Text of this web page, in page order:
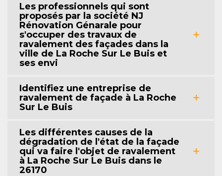
Les professionnels qui sont
proposés par la société NJ
Rénovation Génarale pour
s'occuper des travaux de
ravalement des façades dans la
ville de La Roche Sur Le Buis et
ses envi
Identifiez une entreprise de
ravalement de façade à La Roche
Sur Le Buis
Les différentes causes de la
dégradation de l'état de la façade
qui va faire l'objet de ravalement
à La Roche Sur Le Buis dans le
26170